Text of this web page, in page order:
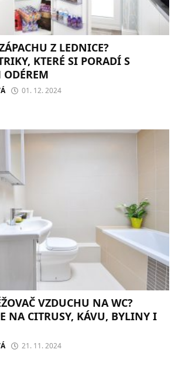
Z LEDNICE?
KTERÉ SI PORADÍ S
01. 12. 2024
VZDUCHU NA WC?
NA CITRUSY, KÁVU, BYLINY I
21. 11. 2024